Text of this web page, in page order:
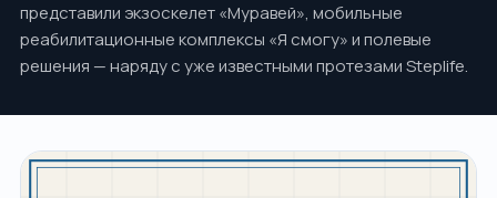
Блог
представили экзоскелет «Муравей», мобильные
реабилитационные комплексы «Я смогу» и полевые
решения — наряду с уже известными протезами Steplife.